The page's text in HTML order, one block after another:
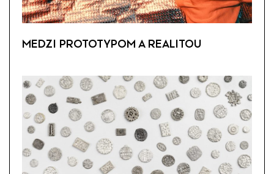
MEDZI PROTOTYPOM A REALITOU